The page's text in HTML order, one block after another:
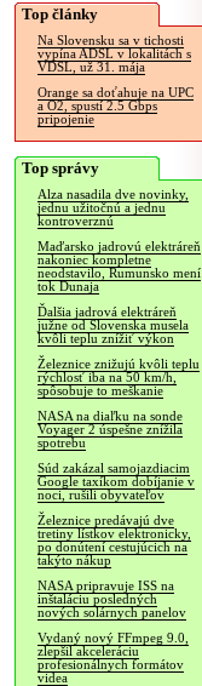
Top články
Na Slovensku sa v tichosti
vypína ADSL v lokalitách s
VDSL, už 31. mája
Orange sa doťahuje na UPC
a O2, spustí 2.5 Gbps
pripojenie
Top správy
Alza nasadila dve novinky,
jednu užitočnú a jednu
kontroverznú
Maďarsko jadrovú elektráreň
nakoniec kompletne
neodstavilo, Rumunsko mení
tok Dunaja
Ďalšia jadrová elektráreň
južne od Slovenska musela
kvôli teplu znížiť výkon
Železnice znižujú kvôli teplu
rýchlosť iba na 50 km/h,
spôsobuje to meškanie
NASA na diaľku na sonde
Voyager 2 úspešne znížila
spotrebu
Súd zakázal samojazdiacim
Google taxíkom dobíjanie v
noci, rušili obyvateľov
Železnice predávajú dve
tretiny lístkov elektronicky,
po donútení cestujúcich na
takýto nákup
NASA pripravuje ISS na
inštaláciu posledných
nových solárnych panelov
Vydaný nový FFmpeg 9.0,
zlepšil akceleráciu
profesionálnych formátov
videa